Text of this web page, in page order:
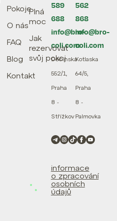
Pokoje
O nás
FAQ
Blog
Kontakt
Plná
moc
Jak
rezervovat
svůj pokoj
589
688
info@bro-
coli.com
Děčínská
552/1,
Praha
8 -
Střížkov
562
868
info@bro-
coli.com
Kotlaska
64/5,
Praha
8 -
Palmovka
informace
o zpracování
osobních
údajů